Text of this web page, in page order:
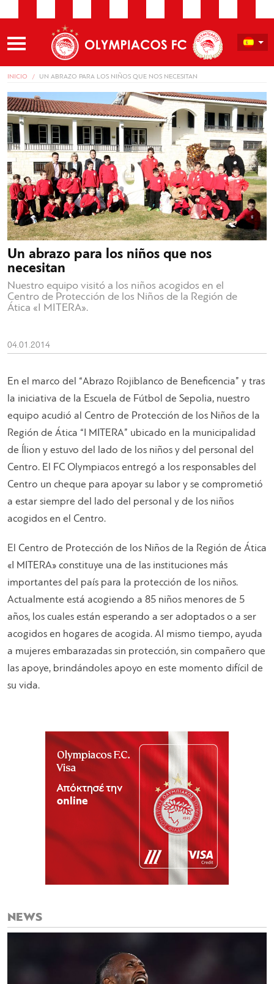
INICIO UN ABRAZO PARA LOS NIÑOS QUE NOS NECESITAN
Un abrazo para los niños que nos
necesitan
Nuestro equipo visitó a los niños acogidos en el
Centro de Protección de los Niños de la Región de
Ática «I MITERA».
04.01.2014
En el marco del “Abrazo Rojiblanco de Beneficencia” y tras
la iniciativa de la Escuela de Fútbol de Sepolia, nuestro
equipo acudió al Centro de Protección de los Niños de la
Región de Ática “I MITERA” ubicado en la municipalidad
de Ílion y estuvo del lado de los niños y del personal del
Centro. El FC Olympiacos entregó a los responsables del
Centro un cheque para apoyar su labor y se comprometió
a estar siempre del lado del personal y de los niños
acogidos en el Centro.
El Centro de Protección de los Niños de la Región de Ática
«I MITERA» constituye una de las instituciones más
importantes del país para la protección de los niños.
Actualmente está acogiendo a 85 niños menores de 5
años, los cuales están esperando a ser adoptados o a ser
acogidos en hogares de acogida. Al mismo tiempo, ayuda
a mujeres embarazadas sin protección, sin compañero que
las apoye, brindándoles apoyo en este momento difícil de
su vida.
NEWS